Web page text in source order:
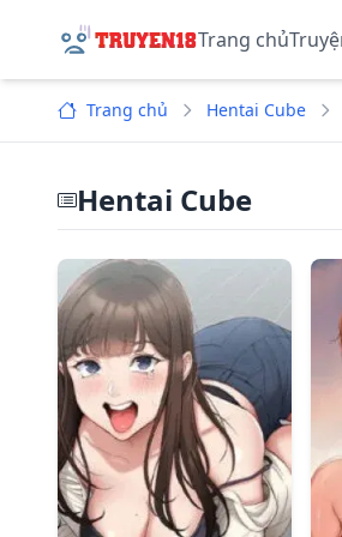
Trang chủ
Trang chủ Hentai Cube
Hentai Cube